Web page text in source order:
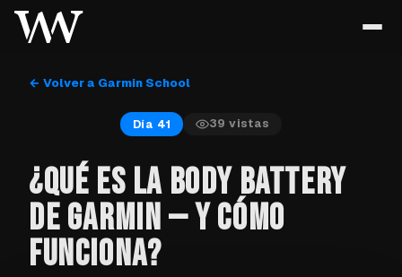
← Volver a Garmin School
Día 41 39 vistas
¿QUÉ ES LA BODY BATTERY
DE GARMIN — Y CÓMO
FUNCIONA?